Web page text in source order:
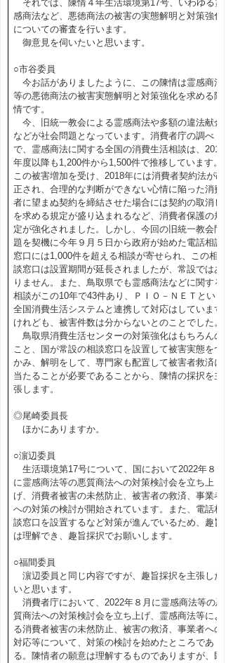
それでは、陳情４年生活環境第17号、いわゆる霊
感商法など、悪徳商法の被害の実態解明と対策強化
についての審査を行います。
御意見を伺いたいと思います。
○市谷委員
今お話がありましたように、この陳情は霊感商法
等の悪徳商法の被害実態解明と対策強化を求める陳
情です。
今、旧統一教会による霊感商法や多額の違法献金
などが社会問題となっています。消費者庁の調べ
で、霊感商法に関する全国の消費生活相談は、2017
年度以降も1,200件から1,500件で推移しています。
この被害増加を受け、2018年には消費者契約法が改
正され、合理的な判断ができない心情に陥った消費
者に望まぬ契約を締結させた場合には契約の取消し
を求める規定が盛り込まれるなど、消費者保護の規
定が強化されました。しかし、今回の旧統一教会問
題を契機に今年９月５日から政府が始めた電話相談
窓口には1,000件を超える相談が寄せられ、この相
談窓口は設置期間が延長されましたが、常設ではあ
りません。また、鳥取県でも霊感商法などに関する
相談がこの10年で43件あり、ＰＩＯ－ＮＥＴという
全国消費生活システムと連携して対応はしています
けれども、被害件数は分からないとのことでした。
鳥取県消費生活センターの対策強化はもちろんの
こと、国が常設の相談窓口を設置して被害実態をつ
かみ、解明をして、専門家も配置して被害者救済に
当たることが必要であることから、陳情の採択を主
張します。
◎尾崎委員長
ほかにありますか。
○濵辺委員
生活環境第17号について、国において2022年８月
に霊感商法等の悪質商法への対策検討会を立ち上
げ、消費者被害の未然防止、被害者の救済、事業者
への対策の検討が開始されています。また、電話相
談窓口を設置するなど対策が進んでいるため、趣旨
は理解でき、趣旨採択でお願いします。
○福間委員
濵辺委員と同じ内容ですが、趣旨採択を主張した
いと思います。
消費者庁において、2022年８月に霊感商法等の悪
質商法への対策検討会を立ち上げ、霊感商法等によ
る消費者被害の未然防止、被害の救済、事業者への
対応等について、対策の検討を始めたところであ
る。陳情者の願意は理解するものでありますが、既